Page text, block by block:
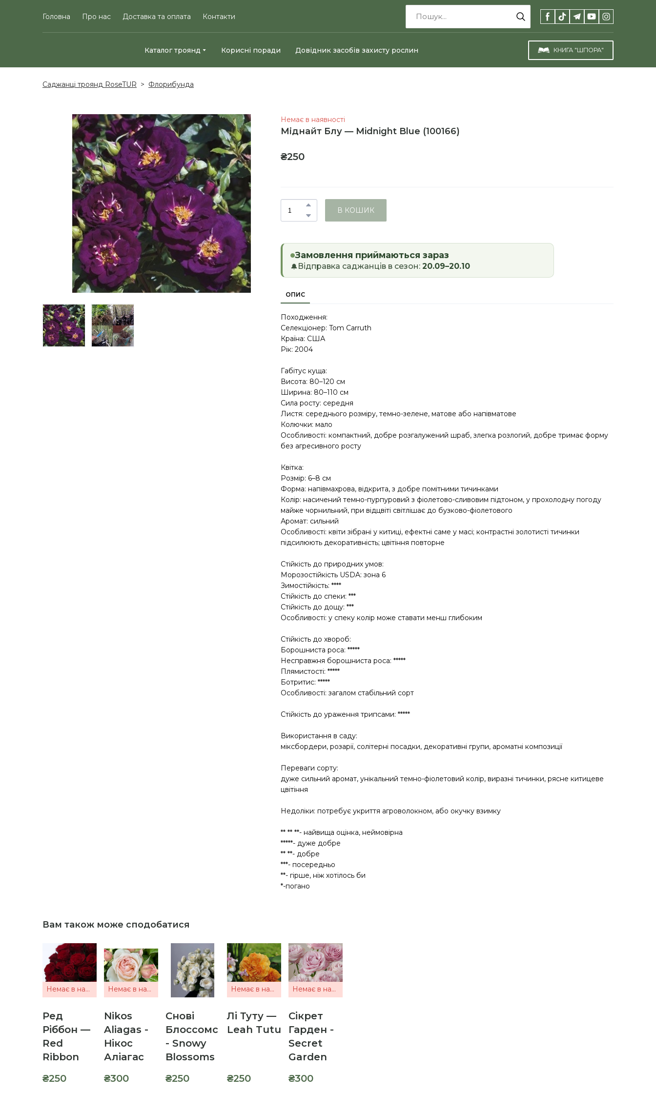
Головна Про нас Доставка та оплата Контакти
Каталог троянд Корисні поради Довідник засобів захисту рослин КНИГА "ШПОРА"
Саджанці троянд RoseTUR Флорибунда
Немає в наявності
Міднайт Блу — Midnight Blue (100166)
₴250
В КОШИК
Замовлення приймаються зараз
🔔 Відправка саджанців в сезон: 20.09–20.10
ОПИС
Походження:
Селекціонер: Tom Carruth
Країна: США
Рік: 2004
Габітус куща:
Висота: 80–120 см
Ширина: 80–110 см
Сила росту: середня
Листя: середнього розміру, темно-зелене, матове або напівматове
Колючки: мало
Особливості: компактний, добре розгалужений шраб, злегка розлогий, добре тримає форму
без агресивного росту
Квітка:
Розмір: 6–8 см
Форма: напівмахрова, відкрита, з добре помітними тичинками
Колір: насичений темно-пурпуровий з фіолетово-сливовим підтоном, у прохолодну погоду
майже чорнильний, при відцвіті світлішає до бузково-фіолетового
Аромат: сильний
Особливості: квіти зібрані у китиці, ефектні саме у масі; контрастні золотисті тичинки
підсилюють декоративність; цвітіння повторне
Стійкість до природних умов:
Морозостійкість USDA: зона 6
Зимостійкість: ****
Стійкість до спеки: ***
Стійкість до дощу: ***
Особливості: у спеку колір може ставати менш глибоким
Стійкість до хвороб:
Борошниста роса: *****
Несправжня борошниста роса: *****
Плямистості: *****
Ботритис: *****
Особливості: загалом стабільний сорт
Стійкість до ураження трипсами: *****
Використання в саду:
міксбордери, розарії, солітерні посадки, декоративні групи, ароматні композиції
Переваги сорту:
дуже сильний аромат, унікальний темно-фіолетовий колір, виразні тичинки, рясне китицеве
цвітіння
Недоліки: потребує укриття агроволокном, або окучку взимку
** ** **- найвища оцінка, неймовірна
*****- дуже добре
** **- добре
***- посередньо
**- гірше, ніж хотілось би
*-погано
Вам також може сподобатися
Немає в наявності
Ред
Ріббон —
Red
Ribbon
₴250
Немає в наявності
Nikos
Aliagas -
Нікос
Аліагас
₴300
Снові
Блоссомс
- Snowy
Blossoms
₴250
Немає в наявності
Лі Туту —
Leah Tutu
₴250
Немає в наявності
Сікрет
Гарден -
Secret
Garden
₴300